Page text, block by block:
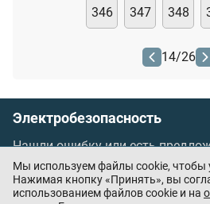
346 347 348
14/26
Электробезопасность
Нашли ошибку или есть
нам
Порядок проведения оплаты по
картам/Цены/Оферта
Мы используем файлы cookie, чтобы
Нажимая кнопку «Принять», вы
использованием файлов cookie и на